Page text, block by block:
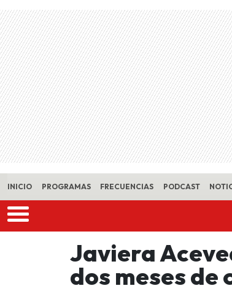
Skip to main content
INICIO PROGRAMAS FRECUENCIAS PODCAST
Javiera
dos meses